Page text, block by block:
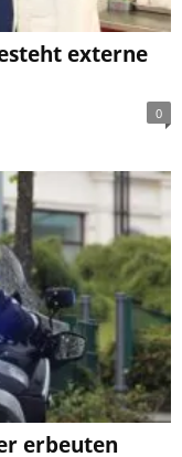
externe
0
erbeuten